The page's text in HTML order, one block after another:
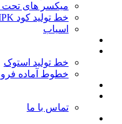
میکسر های تحت
خط تولید کود MPK – کود کمپوست – اوره فسفات
اسیاب
خط تولید استوک
خطوط آماده
تماس با ما